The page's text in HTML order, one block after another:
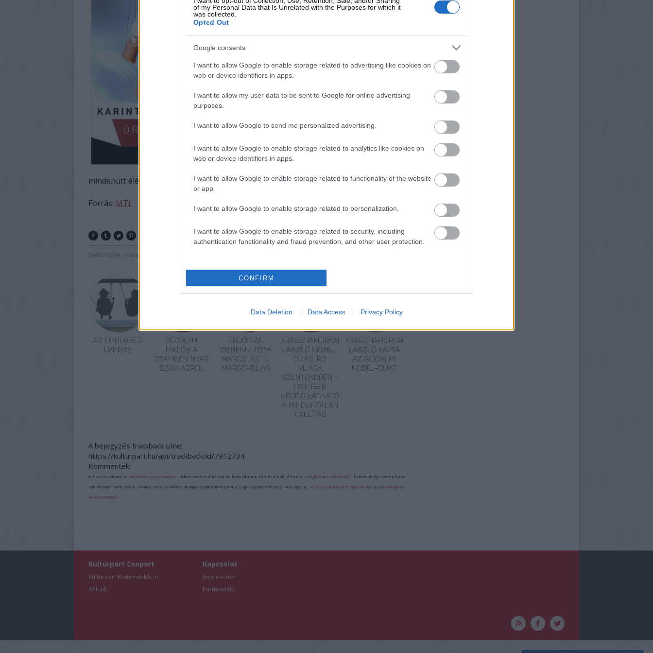
of my Personal Data that Is Unrelated with the Purposes for which it
was collected.
Opted Out
Google consents
I want to allow Google to enable storage related to advertising like cookies on
web or device identifiers in apps.
I want to allow my user data to be sent to Google for online advertising
purposes.
I want to allow Google to send me personalized advertising.
I want to allow Google to enable storage related to analytics like cookies on
web or device identifiers in apps.
I want to allow Google to enable storage related to functionality of the website
or app.
I want to allow Google to enable storage related to personalization.
I want to allow Google to enable storage related to security, including
authentication functionality and fraud prevention, and other user protection.
CONFIRM
Data Deletion Data Access Privacy Policy
ám teljes egészében most adják ki először idegen
nyelven a művet.
AzÖrdöggörcs - Utazás Karinthyába
"elemzését" adja a szerző nagybátyja, Karinthy
Gábor élettörténetén keresztül, eddig mintegy 50
ezer példányban kelt el. Készült már belőle
ötrészes rádiójáték és megvásárolták a
meghívták már Oslóba, Párizsba, Londonba,
számos más pontjára. A szerző megfordult
Magyarország csaknem minden nagyobb
mindenütt élénk érdeklődés kísérte.
Forrás: MTI
Svédország Irodalom
AZ EMBERSÉG
ÜNNEPE
VECSEI H.
MIKLÓS A
ZSÁMBÉKI NYÁRI
SZÍNHÁZRÓL
ERDŐ VAN
IDEBENN: TÓTH
MARCSI AZ ÚJ
MARGÓ-DÍJAS
KRASZNAHORKAI
LÁSZLÓ NOBEL-
DÍJAS ÍRÓ
VILÁGA
SZENTENDRÉN –
OKTÓBER
VÉGÉIG LÁTHATÓ
A MINDUNTALAN
KIÁLLÍTÁS
KRASZNAHORKAI
LÁSZLÓ KAPTA
AZ IRODALMI
NOBEL-DÍJAT
A bejegyzés trackback címe:
https://kulturpart.hu/api/trackback/id/7912734
Kommentek:
A hozzászólások avonatkozó jogszabályok értelmében felhasználói tartalomnak minősülnek, értük a szolgáltatás technikai üzemeltetője semmilyen
felelősséget nem vállal, azokat nem ellenőrzi. Kifogás esetén forduljon a blog szerkesztőjéhez. Részletek a Felhasználási feltételekben és azadatvédelmi
tájékoztatóban
Kultúrpart Csoport
Kultúrpart Kommunikáció
Rólunk
Kapcsolat
Impresszum
Partnereink